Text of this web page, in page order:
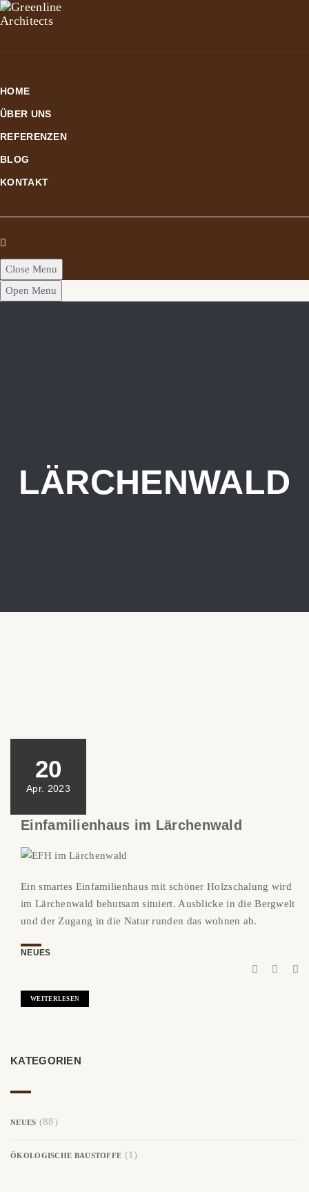
HOME
ÜBER UNS
REFERENZEN
BLOG
KONTAKT
Close Menu
Open Menu
LÄRCHENWALD
20
Apr. 2023
Einfamilienhaus im Lärchenwald
Ein smartes Einfamilienhaus mit schöner Holzschalung wird
im Lärchenwald behutsam situiert. Ausblicke in die Bergwelt
und der Zugang in die Natur runden das wohnen ab.
NEUES
WEITERLESEN
KATEGORIEN
NEUES (88)
ÖKOLOGISCHE BAUSTOFFE (1)